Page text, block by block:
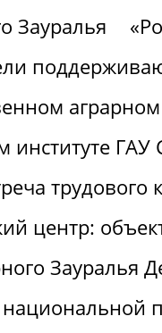
Зауралья
институте
трудового
центр:
Зауралья
национальной